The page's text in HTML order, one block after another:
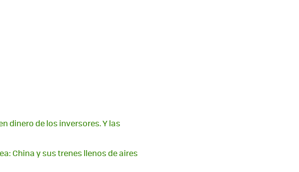
dinero de los inversores. Y las
China y sus trenes llenos de aires